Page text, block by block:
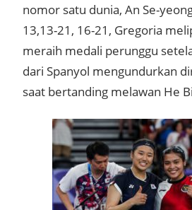
nomor satu dunia, An Se-
13,13-21, 16-21, Gregoria
meraih medali perunggu
dari Spanyol mengundurkan
saat bertanding melawan He